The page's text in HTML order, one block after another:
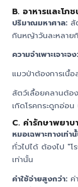
B. อาหารและโภ
ปริมาณมหาศาล:สั
กินหญ้าวันละหลาย
ความจำเพาะเจาะจง:
แมวป่าต้องการเนื้
สัตว์เลื้อยคลานต้อ
เกิดโรคกระดูกอ่อ
C. ค่ารักษาพยา
หมอเฉพาะทางเท่า
ทั่วไปได้ ต้องไป "
เท่านั้น
ค่าใช้จ่ายสูงกว่า:ค่